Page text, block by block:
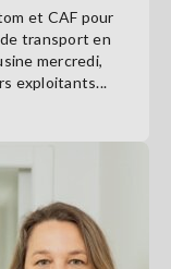
et CAF pour
transport en
mercredi,
exploitants...